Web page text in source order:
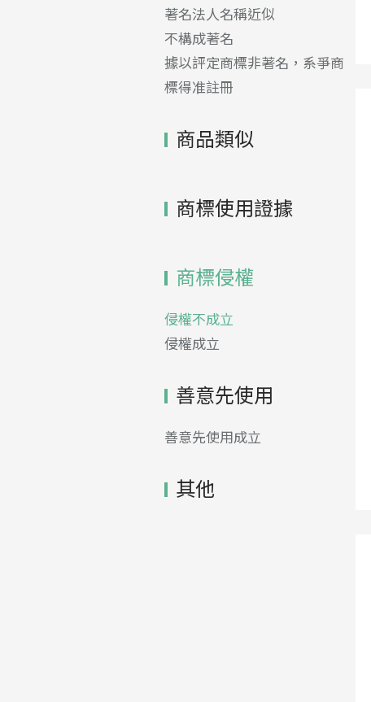
著名法人名稱近似
不構成著名
據以評定商標非著名，系爭商
標得准註冊
商品類似
商標使用證據
商標侵權
侵權不成立
侵權成立
善意先使用
善意先使用成立
其他